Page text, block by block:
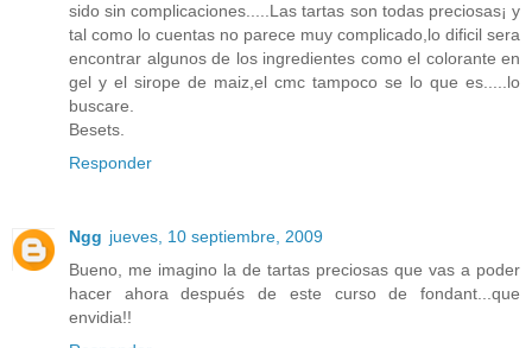
sido sin complicaciones.....Las tartas son todas preciosas¡ y
tal como lo cuentas no parece muy complicado,lo dificil sera
encontrar algunos de los ingredientes como el colorante en
gel y el sirope de maiz,el cmc tampoco se lo que es.....lo
buscare.
Besets.
Responder
Ngg jueves, 10 septiembre, 2009
Bueno, me imagino la de tartas preciosas que vas a poder
hacer ahora después de este curso de fondant...que
envidia!!